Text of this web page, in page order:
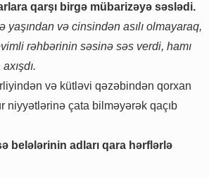
qarşı birgə mübarizəyə səslədi.
yaşından və cinsindən asılı olmayaraq,
rəhbərinin səsinə səs verdi, hamı
və kütləvi qəzəbindən qorxan
niyyətlərinə çata bilməyərək qaçıb
belələrinin adları qara hərflərlə